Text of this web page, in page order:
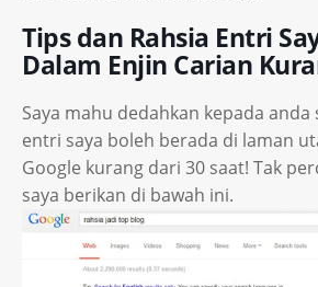
Tips dan Rahsia Entri
Dalam Enjin Carian
Saya mahu dedahkan kepada
entri saya boleh berada di laman
Google kurang dari 30 saat! Tak
saya berikan di bawah ini.